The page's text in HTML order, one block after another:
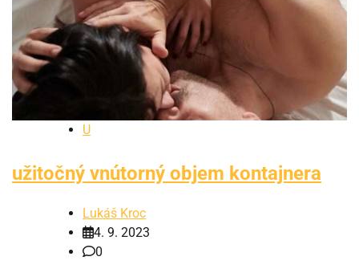
U
užitočný vnútorný objem kontajnera
Lukáš Kroc
4. 9. 2023
0